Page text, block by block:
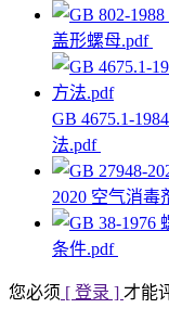
盖形螺母.pdf
GB 4675.1-
法.pdf
2020 空气消毒
条件.pdf
您必须 [ 登录 ] 才能